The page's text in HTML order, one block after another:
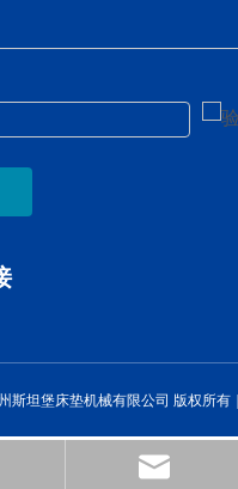
+8613380001060
marketing@xidengbao.cn
+8613380001060
斯坦堡床垫机械有限公司 版权所有｜